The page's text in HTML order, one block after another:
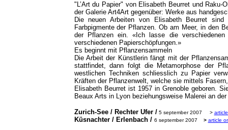
"L’Art du Papier" von Elisabeth Beurret und
der Galerie Art4Art gegenüber: Werke aus
Die neuen Arbeiten von Elisabeth Beurret
Farbpigmente der Pflanzen. Ob am Meer, in den
der Pflanzen ein. «Ich lasse die
verschiedenen Papierschöpfungen.»
Es beginnt mit Pflanzensammeln
Die Arbeit der Künstlerin fängt mit der
stattfindet, dann folgt die Metamorphose der
westlichen Techniken schliesslich zu Papier
Kräften der Pflanzenwelt, welche sie mittels
Elisabeth Beurret ist 1957 in Grenoble geboren.
Beaux Arts in Lyon beziehungsweise Malerei an
Zurich-See / Rechter Ufer / 5 september 2007 >
Küsnachter / Erlenbach / 6 september 2007 > article